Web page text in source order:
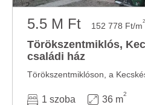
5.5 M Ft 152 778 Ft/m2
Törökszentmiklós,
családi ház
1 szoba 36 m
2